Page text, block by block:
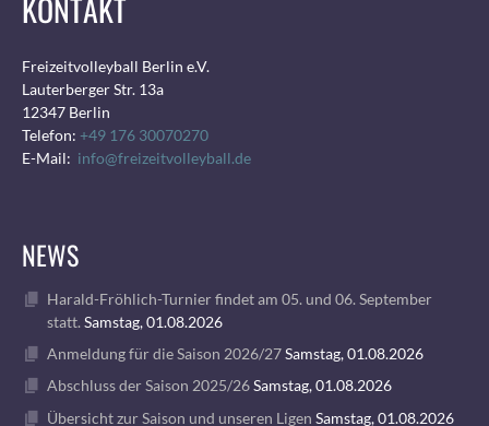
Freizeitvolleyball Berlin e.V.
Lauterberger Str. 13a
12347 Berlin
Telefon: +49 176 30070270
E-Mail: info@freizeitvolleyball.de
NEWS
Harald-Fröhlich-Turnier findet am 05. und 06. September
statt. Samstag, 01.08.2026
Anmeldung für die Saison 2026/27Samstag, 01.08.2026
Abschluss der Saison 2025/26Samstag, 01.08.2026
Übersicht zur Saison und unseren Ligen Samstag, 01.08.2026